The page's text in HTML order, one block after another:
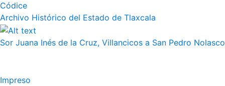
Códice
Archivo Histórico del Estado de Tlaxcala
Sor Juana Inés de la Cruz, Villancicos a San Pedro Nolasco
Impreso